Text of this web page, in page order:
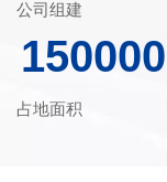
公司组建
150000
占地面积